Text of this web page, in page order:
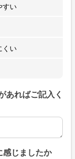
すい
くい
あればご記入く
あればご記入くだ
じましたか